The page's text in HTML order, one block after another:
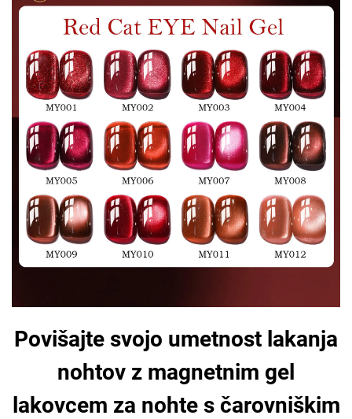
Povišajte svojo umetnost lakanja
nohtov z magnetnim gel
lakovcem za nohte s čarovniškim